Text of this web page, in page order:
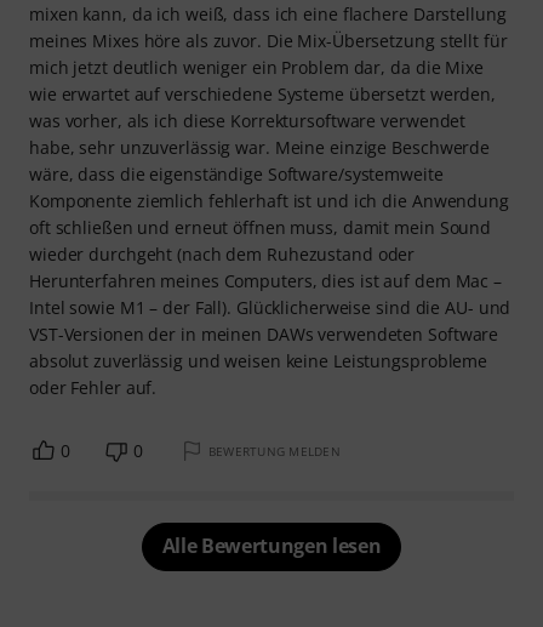
mixen kann, da ich weiß, dass ich eine flachere Darstellung
meines Mixes höre als zuvor. Die Mix-Übersetzung stellt für
mich jetzt deutlich weniger ein Problem dar, da die Mixe
wie erwartet auf verschiedene Systeme übersetzt werden,
was vorher, als ich diese Korrektursoftware verwendet
habe, sehr unzuverlässig war. Meine einzige Beschwerde
wäre, dass die eigenständige Software/systemweite
Komponente ziemlich fehlerhaft ist und ich die Anwendung
oft schließen und erneut öffnen muss, damit mein Sound
wieder durchgeht (nach dem Ruhezustand oder
Herunterfahren meines Computers, dies ist auf dem Mac –
Intel sowie M1 – der Fall). Glücklicherweise sind die AU- und
VST-Versionen der in meinen DAWs verwendeten Software
absolut zuverlässig und weisen keine Leistungsprobleme
oder Fehler auf.
0 0 BEWERTUNG MELDEN
Alle Bewertungen lesen